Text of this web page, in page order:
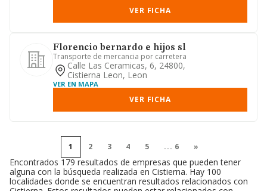
VER FICHA
Florencio bernardo e hijos sl
Transporte de mercancia por carretera
Calle Las Ceramicas, 6, 24800,
Cistierna Leon, Leon
VER EN MAPA
VER FICHA
1 2 3 4 5 ... 6 »
Encontrados 179 resultados de empresas que pueden tener
alguna con la búsqueda realizada en Cistierna. Hay 100
localidades donde se encuentran resultados relacionados con